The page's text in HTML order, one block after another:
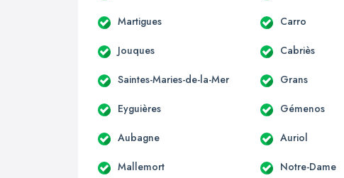
Martigues Carro
Jouques Cabriès
Saintes-Maries-de-la-Mer Grans
Eyguières Gémenos
Aubagne Auriol
Mallemort Notre-Dame